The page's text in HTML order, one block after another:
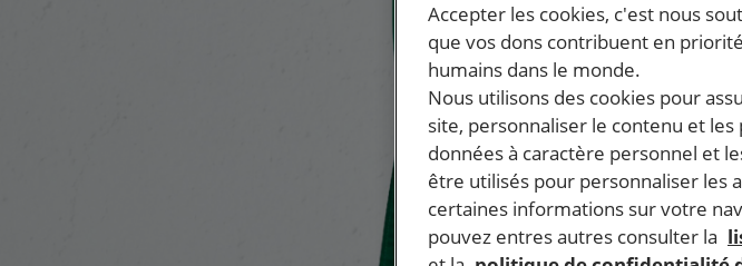
Accepter les cookies, c'est nous
que vos dons contribuent en
humains dans le monde.
Nous utilisons des cookies pour
site, personnaliser le contenu et
données à caractère personnel et
être utilisés pour personnaliser les
certaines informations sur votre
pouvez entres autres consulter la